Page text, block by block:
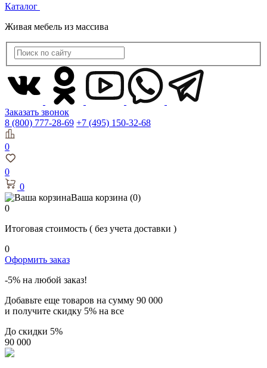
Каталог
Живая мебель из массива
Заказать звонок
8 (800) 777-28-69 +7 (495) 150-32-68
0
0
0
Ваша корзина (0)
0
Итоговая стоимость ( без учета доставки )
0
Оформить заказ
-5% на любой заказ!
Добавьте еще товаров на сумму 90 000
и получите скидку 5% на все
До скидки 5%
90 000